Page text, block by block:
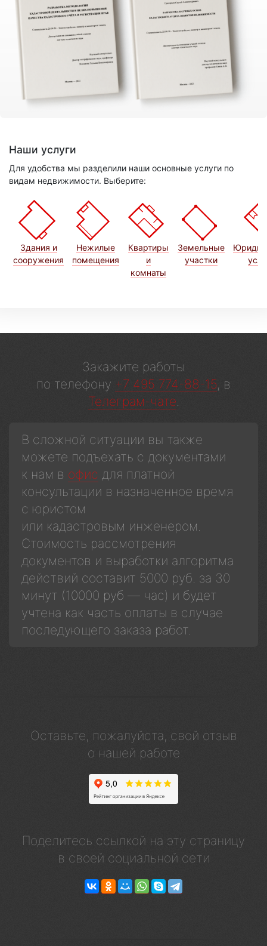
Наши услуги
Для удобства мы разделили наши основные услуги по
видам недвижимости. Выберите:
Здания и
сооружения
Нежилые
помещения
Квартиры
и
комнаты
Земельные
участки
Закажите работы
по телефону +7 495 774-88-15, в
Телеграм-чате.
В сложной ситуации вы также
можете подъехать с документами
к нам в офис для платной
консультации в назначенное время
с юристом
или кадастровым инженером.
Стоимость рассмотрения
документов и выработки алгоритма
действий составит 5000 руб. за 30
минут (10000 руб — час) и будет
учтена как часть оплаты в случае
последующего заказа работ.
Оставьте, пожалуйста, свой отзыв
о нашей работе
Поделитесь ссылкой на эту страницу
в своей социальной сети